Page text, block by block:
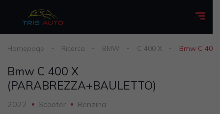
Homepage Ricerca BMW C 400 X Bmw C 400
Bmw C 400 X
(PARABREZZA+BAULETTO)
2022 Scooter Benzina